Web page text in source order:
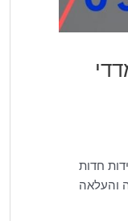
מדדי
חדות
והעלאה